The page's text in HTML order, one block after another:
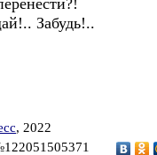
Забудь!..
, 2022